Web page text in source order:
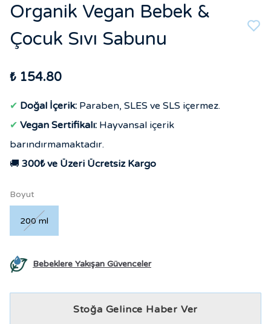
Organik Vegan Bebek &
Çocuk Sıvı Sabunu
₺ 154.80
✔ Doğal İçerik: Paraben, SLES ve SLS içermez.
✔ Vegan Sertifikalı: Hayvansal içerik
barındırmamaktadır.
🚚 300₺ ve Üzeri Ücretsiz Kargo
Boyut
200 ml
Bebeklere Yakışan Güvenceler
Stoğa Gelince Haber Ver